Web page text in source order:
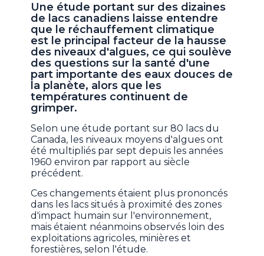
Une étude portant sur des dizaines
de lacs canadiens laisse entendre
que le réchauffement climatique
est le principal facteur de la hausse
des niveaux d'algues, ce qui soulève
des questions sur la santé d'une
part importante des eaux douces de
la planète, alors que les
températures continuent de
grimper.
Selon une étude portant sur 80 lacs du
Canada, les niveaux moyens d'algues ont
été multipliés par sept depuis les années
1960 environ par rapport au siècle
précédent.
Ces changements étaient plus prononcés
dans les lacs situés à proximité des zones
d'impact humain sur l'environnement,
mais étaient néanmoins observés loin des
exploitations agricoles, minières et
forestières, selon l'étude.